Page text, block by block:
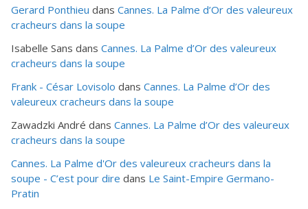
Gerard Ponthieu dans Cannes. La Palme d’Or des valeureux
cracheurs dans la soupe
Isabelle Sans dans Cannes. La Palme d’Or des valeureux
cracheurs dans la soupe
Frank - César Lovisolo dans Cannes. La Palme d’Or des
valeureux cracheurs dans la soupe
Zawadzki André dans Cannes. La Palme d’Or des valeureux
cracheurs dans la soupe
Cannes. La Palme d'Or des valeureux cracheurs dans la
soupe - C’est pour dire dans Le Saint-Empire Germano-
Pratin